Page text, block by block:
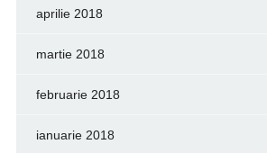
aprilie 2018
martie 2018
februarie 2018
ianuarie 2018